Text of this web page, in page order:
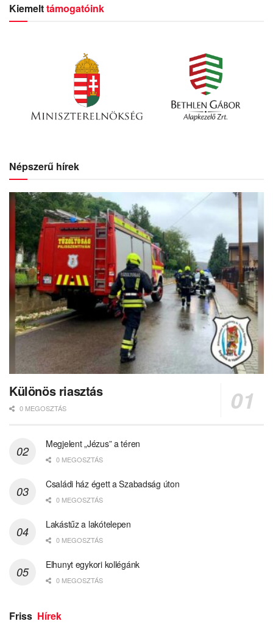
Kiemelttámogatóink
Népszerű hírek
Különös riasztás
0 MEGOSZTÁS
Megjelent „Jézus” a téren
0 MEGOSZTÁS
Családi ház égett a Szabadság úton
0 MEGOSZTÁS
Lakástűz a lakótelepen
0 MEGOSZTÁS
Elhunyt egykori kollégánk
0 MEGOSZTÁS
Friss Hírek